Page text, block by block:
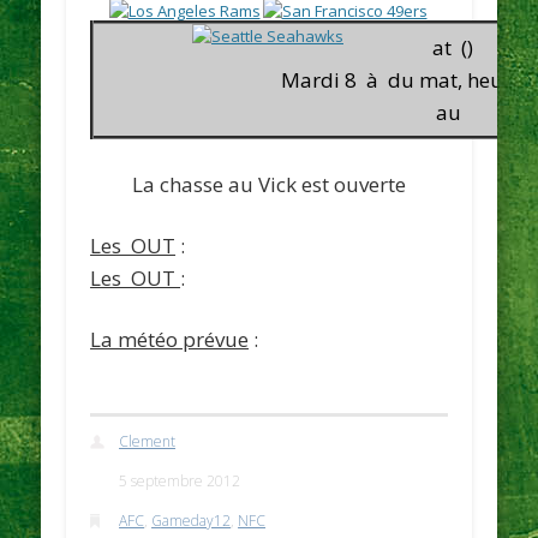
at ()
Mardi 8 à du mat, heure
au
La chasse au Vick est ouverte
Les OUT :
Les OUT :
La météo prévue :
Clement
5 septembre 2012
AFC, Gameday12, NFC